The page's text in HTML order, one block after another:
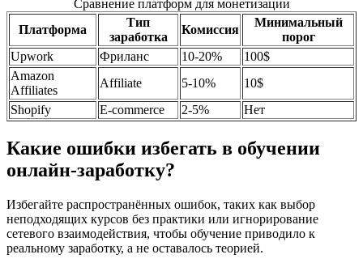
Сравнение платформ для монетизации
Платформа
Тип
заработка
Комиссия
Минимальный
порог
Upwork
Фриланс 10-20%
100$
Amazon
Affiliates
Affiliate 5-10%
10$
Shopify
E-commerce 2-5% Нет
Какие ошибки избегать в обучении
онлайн-заработку?
Избегайте распространённых ошибок, таких как выбор
неподходящих курсов без практики или игнорирование
сетевого взаимодействия, чтобы обучение приводило к
реальному заработку, а не оставалось теорией.